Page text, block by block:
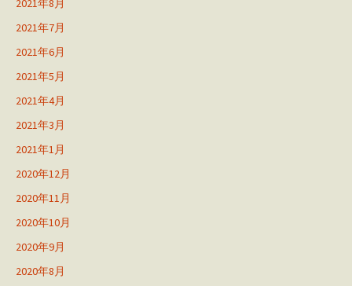
2021年8月
2021年7月
2021年6月
2021年5月
2021年4月
2021年3月
2021年1月
2020年12月
2020年11月
2020年10月
2020年9月
2020年8月